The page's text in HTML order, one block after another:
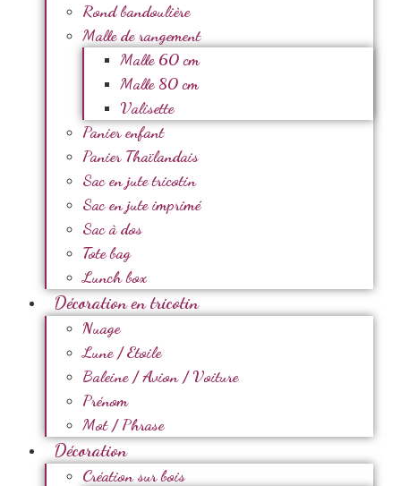
Rond bandoulière
Malle de rangement
Malle 60 cm
Malle 80 cm
Valisette
Panier enfant
Panier Thaïlandais
Sac en jute tricotin
Sac en jute imprimé
Sac à dos
Tote bag
Lunch box
Décoration en tricotin
Nuage
Lune / Etoile
Baleine / Avion / Voiture
Prénom
Mot / Phrase
Décoration
Création sur bois